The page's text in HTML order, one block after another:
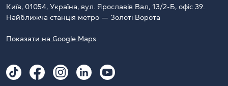
Київ, 01054, Україна, вул. Ярославів Вал, 13/2-Б, офіс 39.
Найближча станція метро — Золоті Ворота
Показати на Google Maps